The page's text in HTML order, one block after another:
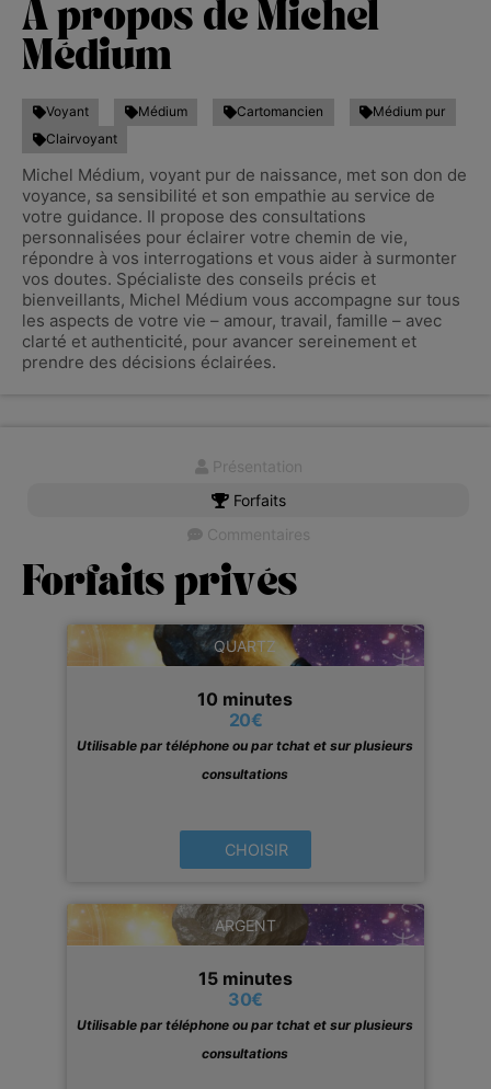
À propos de Michel
Médium
Voyant Médium Cartomancien
Médium pur
Clairvoyant
Michel Médium, voyant pur de naissance, met son don de
voyance, sa sensibilité et son empathie au service de
votre guidance. Il propose des consultations
personnalisées pour éclairer votre chemin de vie,
répondre à vos interrogations et vous aider à surmonter
vos doutes. Spécialiste des conseils précis et
bienveillants, Michel Médium vous accompagne sur tous
les aspects de votre vie – amour, travail, famille – avec
clarté et authenticité, pour avancer sereinement et
prendre des décisions éclairées.
Présentation
Forfaits
Commentaires
Forfaits privés
QUARTZ
10 minutes
20€
Utilisable par téléphone ou par tchat et sur plusieurs
consultations
CHOISIR
ARGENT
15 minutes
30€
Utilisable par téléphone ou par tchat et sur plusieurs
consultations